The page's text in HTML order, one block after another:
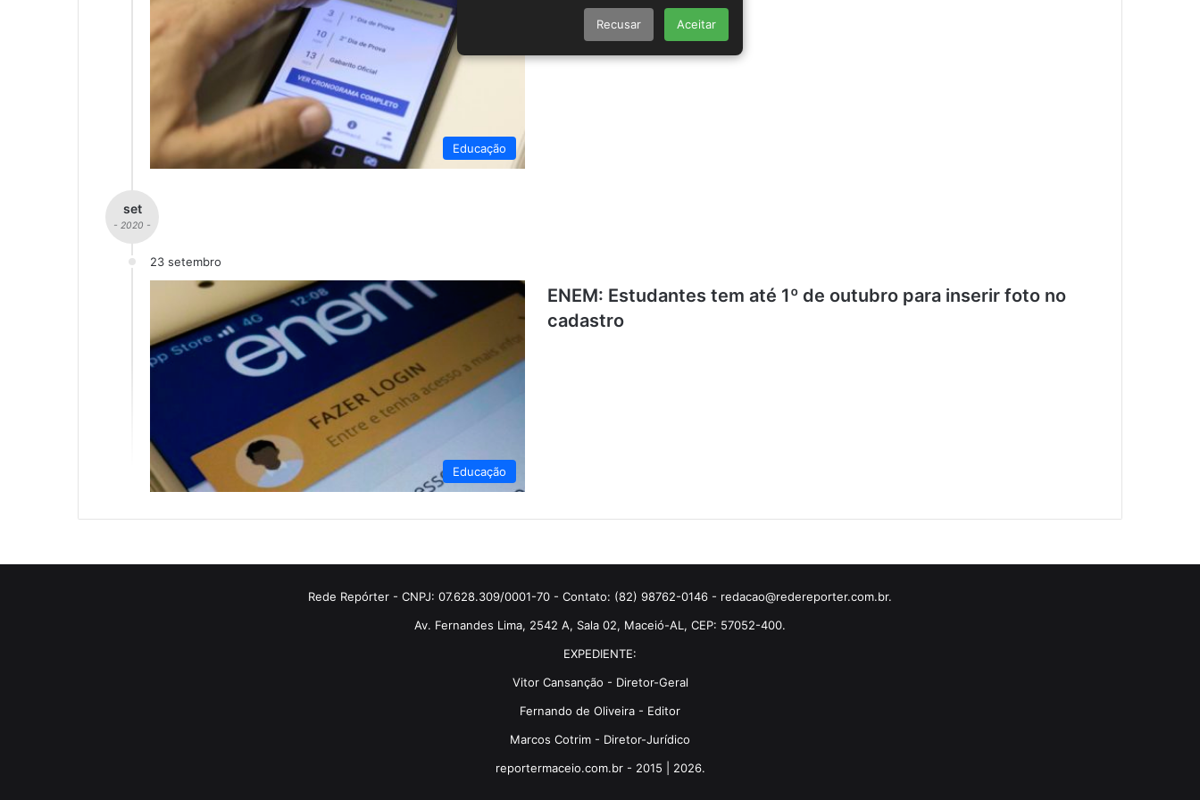
Educação
set
- 2020 -
23 setembro
Educação
ENEM: Estudantes tem até 1º de outubro para inserir foto no
cadastro
Rede Repórter - CNPJ: 07.628.309/0001-70 - Contato: (82) 98762-0146 - redacao@redereporter.com.br.
Av. Fernandes Lima, 2542 A, Sala 02, Maceió-AL, CEP: 57052-400.
EXPEDIENTE:
Vitor Cansanção - Diretor-Geral
Fernando de Oliveira - Editor
Marcos Cotrim - Diretor-Jurídico
reportermaceio.com.br - 2015 | 2026.
Recusar Aceitar